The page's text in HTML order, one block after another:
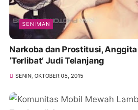
SENIMAN
Narkoba dan Prostitusi,
‘Terlibat’ Judi Telanjang
SENIN, OKTOBER 05, 2015